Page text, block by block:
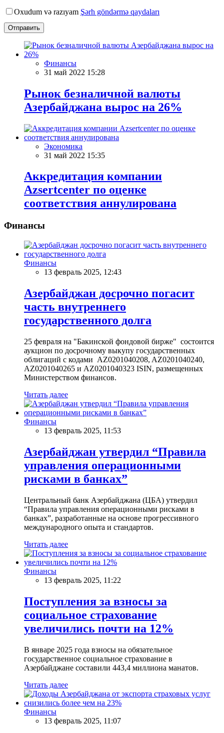
Oxudum və razıyam Şərh göndərmə qaydaları
Отправить
Финансы
31 май 2022 15:28
Рынок безналичной валюты
Азербайджана вырос на 26%
Экономика
31 май 2022 15:35
Аккредитация компании
Azsertcenter по оценке
соответствия аннулирована
Финансы
Финансы
13 февраль 2025, 12:43
Азербайджан досрочно погасит
часть внутреннего
государственного долга
25 февраля на "Бакинской фондовой бирже" состоится
аукцион по досрочному выкупу государственных
облигаций с кодами AZ0201040208, AZ0201040240,
AZ0201040265 и AZ0201040323 ISIN, размещенных
Министерством финансов.
Читать далее
Финансы
13 февраль 2025, 11:53
Азербайджан утвердил “Правила
управления операционными
рисками в банках”
Центральный банк Азербайджана (ЦБА) утвердил
“Правила управления операционными рисками в
банках”, разработанные на основе прогрессивного
международного опыта и стандартов.
Читать далее
Финансы
13 февраль 2025, 11:22
Поступления за взносы за
социальное страхование
увеличились почти на 12%
В январе 2025 года взносы на обязательное
государственное социальное страхование в
Азербайджане составили 443,4 миллиона манатов.
Читать далее
Финансы
13 февраль 2025, 11:07